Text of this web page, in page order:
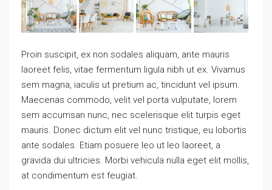
Proin suscipit, ex non sodales aliquam, ante mauris
laoreet felis, vitae fermentum ligula nibh ut ex. Vivamus
sem magna, iaculis ut pretium ac, tincidunt vel ipsum.
Maecenas commodo, velit vel porta vulputate, lorem
sem accumsan nunc, nec scelerisque elit turpis eget
mauris. Donec dictum elit vel nunc tristique, eu lobortis
ante sodales. Etiam posuere leo ut leo laoreet, a
gravida dui ultricies. Morbi vehicula nulla eget elit mollis,
at condimentum est feugiat.